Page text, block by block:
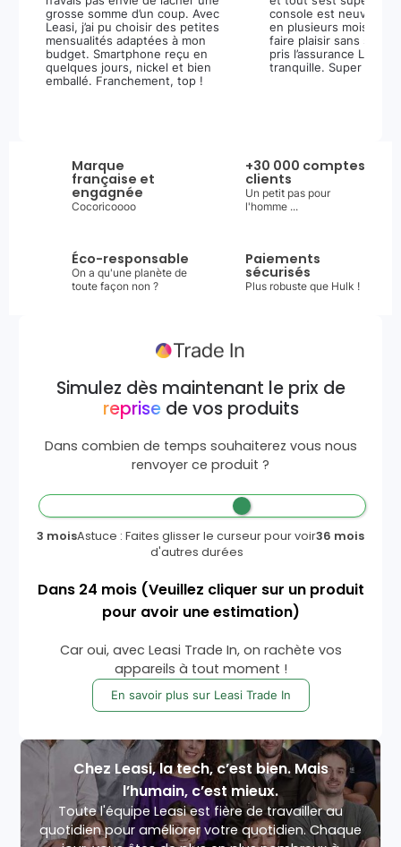
grosse somme d’un coup. Avec
Leasi, j’ai pu choisir des petites
mensualités adaptées à mon
budget. Smartphone reçu en
quelques jours, nickel et bien
emballé. Franchement, top !
console est neuve, et
en plusieurs mois m’a
faire plaisir sans stress.
pris l’assurance
tranquille. Super
Marque
française et
engagnée
Cocoricoooo
+30 000 comptes
clients
Un petit pas pour
l'homme ...
Éco-responsable
On a qu'une planète de
toute façon non ?
Paiements
sécurisés
Plus robuste que Hulk !
Simulez dès maintenant le prix de
reprisede vos produits
Dans combien de temps souhaiterez vous nous
renvoyer ce produit ?
3 moisAstuce : Faites glisser le curseur pour voir
d'autres durées
36 mois
Dans 24 mois (Veuillez cliquer sur un produit
pour avoir une estimation)
Car oui, avec Leasi Trade In, on rachète vos
appareils à tout moment !
En savoir plus sur Leasi Trade In
Chez Leasi, la tech, c’est bien. Mais
l’humain, c’est mieux.
Toute l'équipe Leasi est fière de travailler au
quotidien pour améliorer votre quotidien. Chaque